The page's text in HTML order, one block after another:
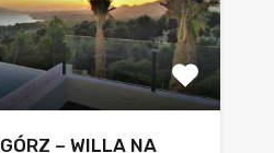
– WILLA NA